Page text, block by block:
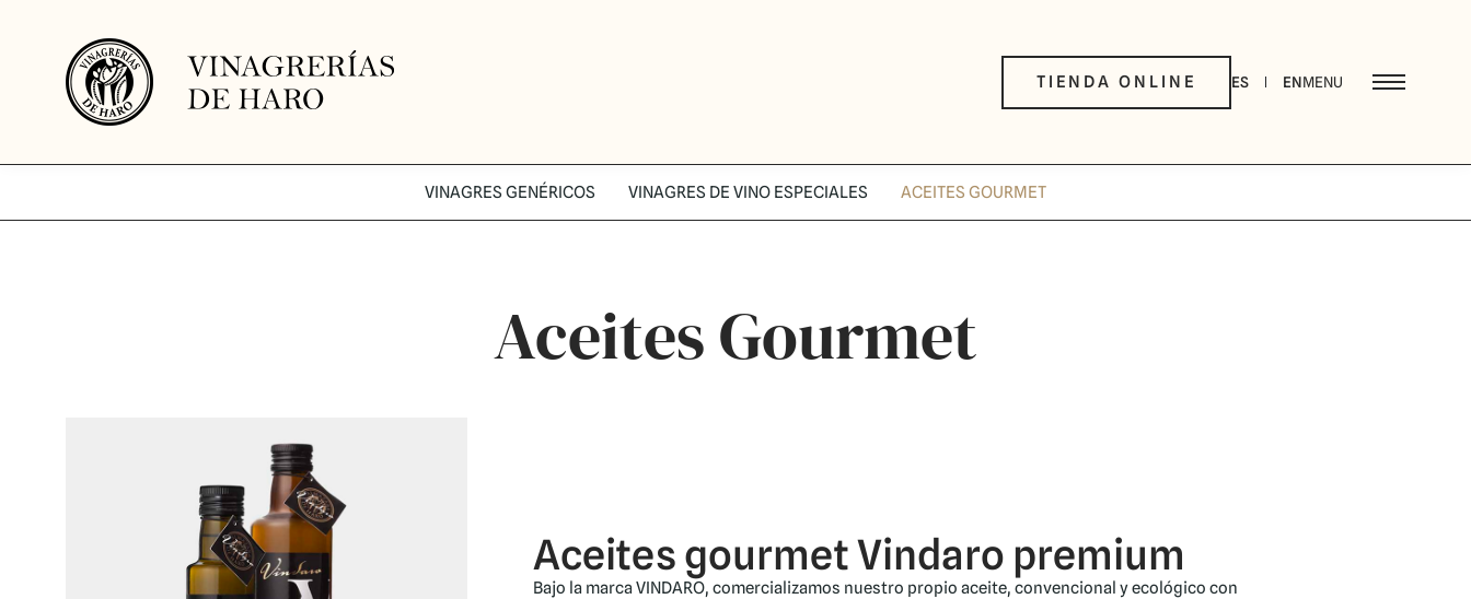
TIENDA ONLINE ES ENMENU
VINAGRES GENÉRICOS VINAGRES DE VINO ESPECIALES ACEITES GOURMET
Aceites Gourmet
Aceites gourmet Vindaro premium
Bajo la marca VINDARO, comercializamos nuestro propio aceite, convencional y ecológico con